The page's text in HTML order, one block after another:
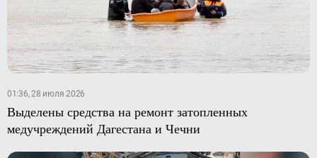
01:36, 28 июля 2026
Выделены средства на ремонт затопленных
медучреждений Дагестана и Чечни